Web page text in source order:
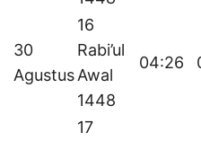
30
Agustus
16
Rabi’ul
Awal
1448
04:26
17